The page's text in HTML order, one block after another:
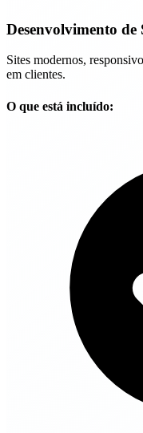
Desenvolvimento de
Sites modernos,
em clientes.
O que está incluído: